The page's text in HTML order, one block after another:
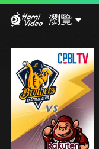
瀏覽